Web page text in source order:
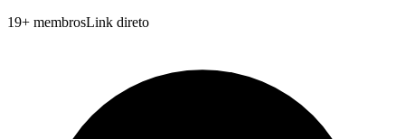
19+ membrosLink direto